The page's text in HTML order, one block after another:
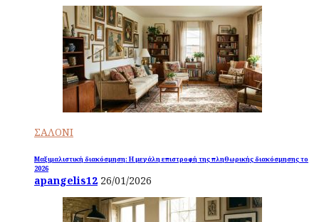
ΣΑΛΟΝΙ
Μαξιμαλιστική διακόσμηση: Η μεγάλη επιστροφή της πληθωρικής διακόσμησης το
2026
apangelis12 26/01/2026